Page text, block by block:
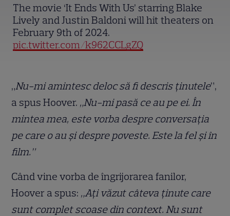
The movie ‘It Ends With Us’ starring Blake
Lively and Justin Baldoni will hit theaters on
February 9th of 2024.
pic.twitter.com/k962CCLgZQ
„Nu-mi amintesc deloc să fi descris ținutele”,
a spus Hoover. „Nu-mi pasă ce au pe ei. În
mintea mea, este vorba despre conversația
pe care o au și despre poveste. Este la fel și în
film.”
Când vine vorba de îngrijorarea fanilor,
Hoover a spus: „Ați văzut câteva ținute care
sunt complet scoase din context. Nu sunt